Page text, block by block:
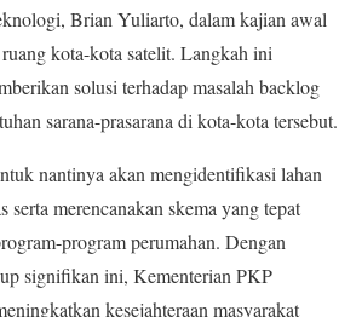
Brian Yuliarto, dalam kajian awal
kota-kota satelit. Langkah ini
solusi terhadap masalah backlog
sarana-prasarana di kota-kota tersebut.
nantinya akan mengidentifikasi lahan
serta merencanakan skema yang tepat
program perumahan. Dengan
signifikan ini, Kementerian PKP
kesejahteraan masyarakat